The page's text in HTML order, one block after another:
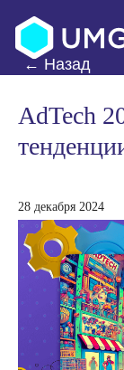
AdTech
28 декабря 2024